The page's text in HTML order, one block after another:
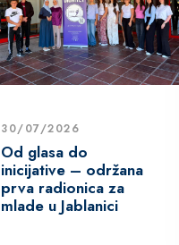
30/07/2026
Od glasa do
inicijative – održana
prva radionica za
mlade u Jablanici